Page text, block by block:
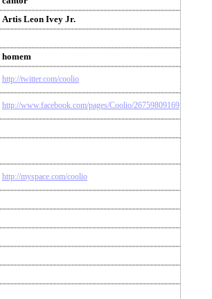
Artis Leon Ivey Jr.
homem
http://twitter.com/coolio
http://www.facebook.com/pages/Coolio/26759809169
http://myspace.com/coolio